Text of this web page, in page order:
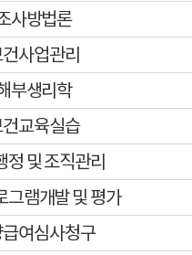
사방법론
사업관리
부생리학
교육실습
정 및 조직관리
그램개발 및 평가
여심사청구